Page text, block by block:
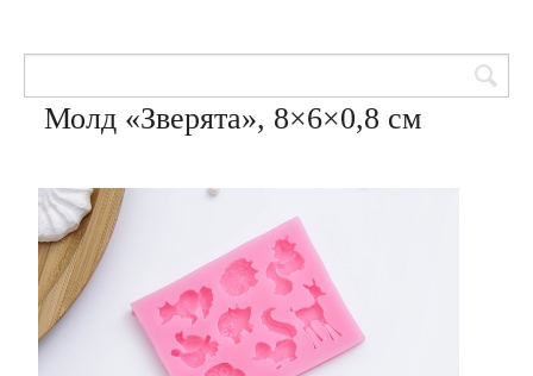
Молд «Зверята», 8×6×0,8 см